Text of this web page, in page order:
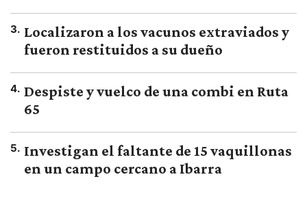
3. Localizaron a los vacunos extraviados y
fueron restituidos a su dueño
4. Despiste y vuelco de una combi en Ruta
65
5. Investigan el faltante de 15 vaquillonas
en un campo cercano a Ibarra